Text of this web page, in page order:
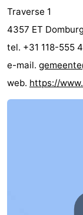
Traverse 1
4357 ET Domburg
tel. +31 118-555
e-mail.
web. https://